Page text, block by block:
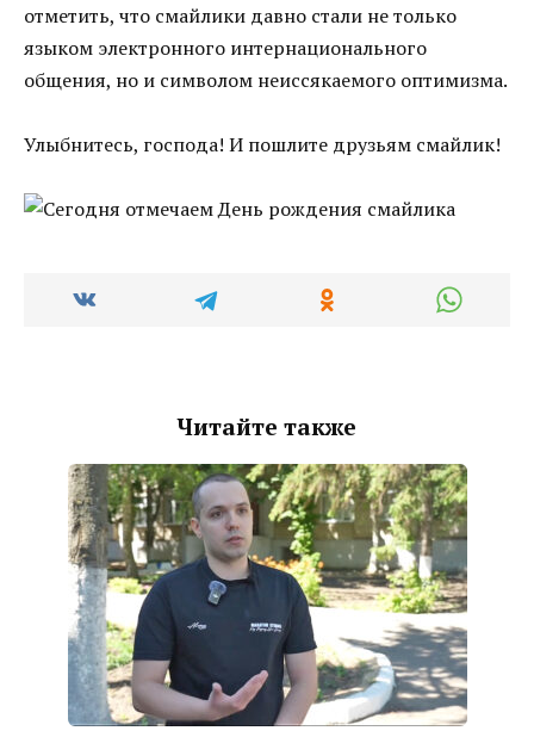
отметить, что смайлики давно стали не только
языком электронного интернационального
общения, но и символом неиссякаемого оптимизма.
Улыбнитесь, господа! И пошлите друзьям смайлик!
Читайте также